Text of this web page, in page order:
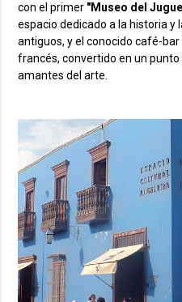
con el primer "Museo del
espacio dedicado a la historia y
antiguos, y el conocido café-bar
francés, convertido en un
amantes del arte.